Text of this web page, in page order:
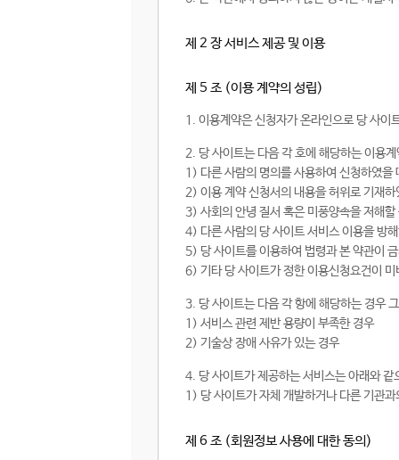
제 2 장 서비스 제공 및 이용
제 5 조 (이용 계약의 성립)
1. 이용계약은 신청자가 온라인으로 당 사이
2. 당 사이트는 다음 각 호에 해당하는 이용
1) 다른 사람의 명의를 사용하여 신청하였을
2) 이용 계약 신청서의 내용을 허위로 기재
3) 사회의 안녕 질서 혹은 미풍양속을 저해
4) 다른 사람의 당 사이트 서비스 이용을 방
5) 당 사이트를 이용하여 법령과 본 약관이
6) 기타 당 사이트가 정한 이용신청요건이 미
3. 당 사이트는 다음 각 항에 해당하는 경우
1) 서비스 관련 제반 용량이 부족한 경우
2) 기술상 장애 사유가 있는 경우
4. 당 사이트가 제공하는 서비스는 아래와
1) 당 사이트가 자체 개발하거나 다른 기관
제 6 조 (회원정보 사용에 대한 동의)